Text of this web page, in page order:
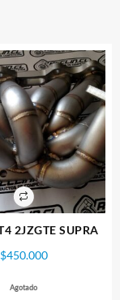
Multiple T4 2JZGTE SUPRA
$450.000
Agotado